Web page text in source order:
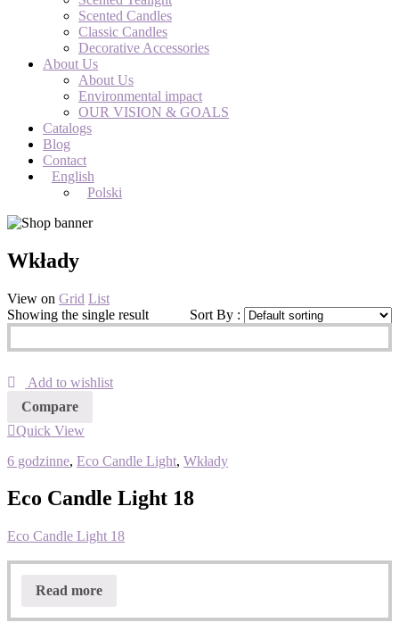
Scented Candles
Classic Candles
Decorative Accessories
About Us
About Us
Environmental impact
OUR VISION & GOALS
Catalogs
Blog
Contact
English
Polski
Wkłady
View on Grid List
Showing the single result
Sort By :
Add to wishlist
Compare
Quick View
6 godzinne, Eco Candle Light, Wkłady
Eco Candle Light 18
Eco Candle Light 18
Read more